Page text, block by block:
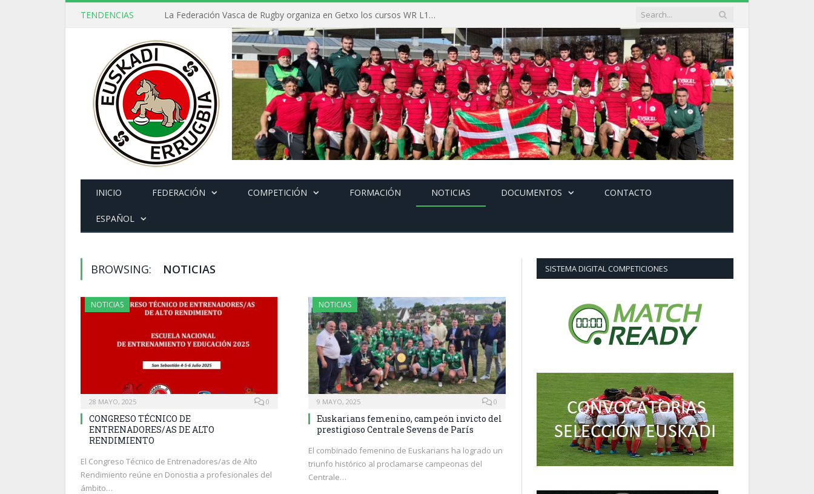
TENDENCIAS La Federación Vasca de Rugby organiza en Getxo los cursos WR L1, WR L2 y N1 durante el mes de septiembre
INICIO FEDERACIÓN COMPETICIÓN FORMACIÓN NOTICIAS DOCUMENTOS CONTACTO
ESPAÑOL
BROWSING: NOTICIAS
NOTICIAS
28 MAYO, 2025 0
CONGRESO TÉCNICO DE
ENTRENADORES/AS DE ALTO
RENDIMIENTO
El Congreso Técnico de Entrenadores/as de Alto
Rendimiento reúne en Donostia a profesionales del
ámbito…
NOTICIAS
9 MAYO, 2025 0
Euskarians femenino, campeón invicto del
prestigioso Centrale Sevens de París
El combinado femenino de Euskarians ha logrado un
triunfo histórico al proclamarse campeonas del
Centrale…
SISTEMA DIGITAL COMPETICIONES